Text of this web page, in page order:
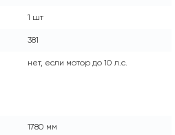
1 шт
381
нет, если мотор до 10 л.с.
1780 мм